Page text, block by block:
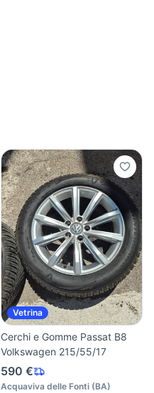
Vetrina
Cerchi e Gomme Passat B8
Volkswagen 215/55/17
590 €
Acquaviva delle Fonti (BA)